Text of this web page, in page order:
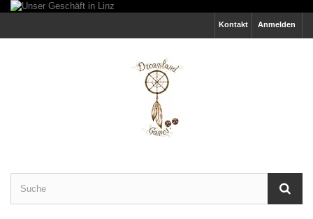
Anmelden
Kontakt